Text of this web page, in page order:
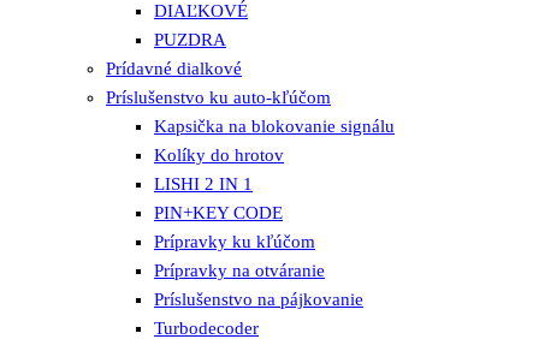
DIAĽKOVÉ
PUZDRA
Prídavné dialkové
Príslušenstvo ku auto-kľúčom
Kapsička na blokovanie signálu
Kolíky do hrotov
LISHI 2 IN 1
PIN+KEY CODE
Prípravky ku kľúčom
Prípravky na otváranie
Príslušenstvo na pájkovanie
Turbodecoder